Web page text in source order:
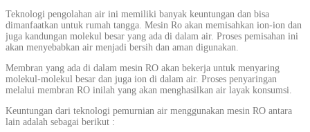
Teknologi pengolahan air ini memiliki banyak keuntungan dan bisa
dimanfaatkan untuk rumah tangga. Mesin Ro akan memisahkan ion-ion dan
juga kandungan molekul besar yang ada di dalam air. Proses pemisahan ini
akan menyebabkan air menjadi bersih dan aman digunakan.
Membran yang ada di dalam mesin RO akan bekerja untuk menyaring
molekul-molekul besar dan juga ion di dalam air. Proses penyaringan
melalui membran RO inilah yang akan menghasilkan air layak konsumsi.
Keuntungan dari teknologi pemurnian air menggunakan mesin RO antara
lain adalah sebagai berikut :